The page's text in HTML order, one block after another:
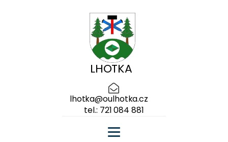
LHOTKA
lhotka@oulhotka.cz
tel.: 721 084 881